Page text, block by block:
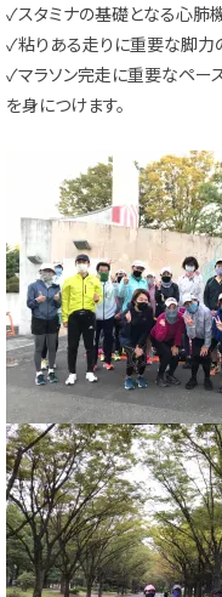
✓スタミナの基礎となる心肺
✓粘りある走りに重要な脚力
✓マラソン完走に重要なペー
を身につけます。